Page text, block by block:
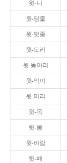
윗-니
윗-당줄
윗-덧줄
윗-도리
윗-동아리
윗-막이
윗-머리
윗-목
윗-몸
윗-바람
윗-배